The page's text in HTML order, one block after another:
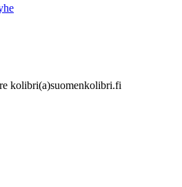
kolibri(a)suomenkolibri.fi